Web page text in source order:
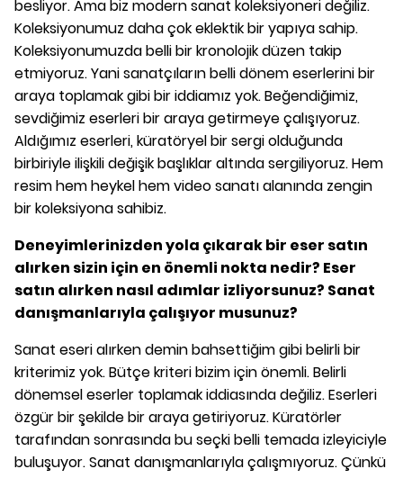
besliyor. Ama biz modern sanat koleksiyoneri değiliz.
Koleksiyonumuz daha çok eklektik bir yapıya sahip.
Koleksiyonumuzda belli bir kronolojik düzen takip
etmiyoruz. Yani sanatçıların belli dönem eserlerini bir
araya toplamak gibi bir iddiamız yok. Beğendiğimiz,
sevdiğimiz eserleri bir araya getirmeye çalışıyoruz.
Aldığımız eserleri, küratöryel bir sergi olduğunda
birbiriyle ilişkili değişik başlıklar altında sergiliyoruz. Hem
resim hem heykel hem video sanatı alanında zengin
bir koleksiyona sahibiz.
Deneyimlerinizden yola çıkarak bir eser satın
alırken sizin için en önemli nokta nedir? Eser
satın alırken nasıl adımlar izliyorsunuz? Sanat
danışmanlarıyla çalışıyor musunuz?
Sanat eseri alırken demin bahsettiğim gibi belirli bir
kriterimiz yok. Bütçe kriteri bizim için önemli. Belirli
dönemsel eserler toplamak iddiasında değiliz. Eserleri
özgür bir şekilde bir araya getiriyoruz. Küratörler
tarafından sonrasında bu seçki belli temada izleyiciyle
buluşuyor. Sanat danışmanlarıyla çalışmıyoruz. Çünkü